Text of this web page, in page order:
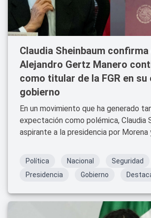
Claudia Sheinbaum confirma
Alejandro Gertz Manero
como titular de la FGR en su
gobierno
En un movimiento que ha generado
expectación como polémica, Claudia
aspirante a la presidencia por
confirmado que Alejandro Gertz
como titular de la Fiscalía General de
(FGR) en su eventual administración.
Política Nacional Seguridad
Presidencia
Gobierno